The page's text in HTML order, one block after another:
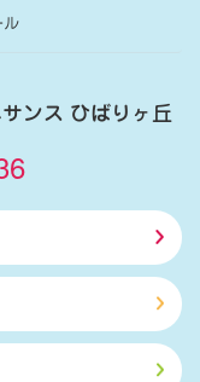
ル
ンス ひばりヶ丘